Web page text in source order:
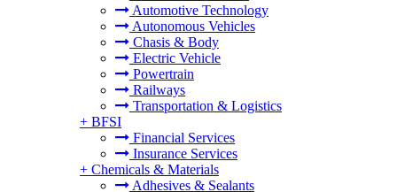
Automotive Technology
Autonomous Vehicles
Chasis & Body
Electric Vehicle
Powertrain
Railways
Transportation & Logistics
+ BFSI
Financial Services
Insurance Services
+ Chemicals & Materials
Adhesives & Sealants